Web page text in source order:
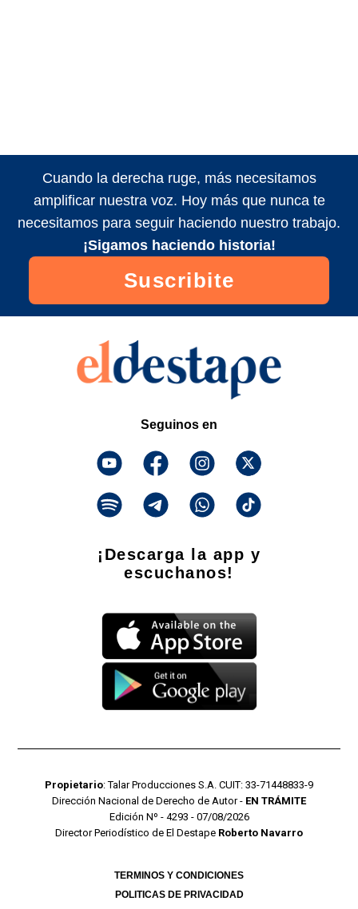
Cuando la derecha ruge, más necesitamos
amplificar nuestra voz. Hoy más que nunca te
necesitamos para seguir haciendo nuestro trabajo.
¡Sigamos haciendo historia!
Suscribite
Seguinos en
¡Descarga la app y
escuchanos!
Propietario: Talar Producciones S.A. CUIT: 33-71448833-9
Dirección Nacional de Derecho de Autor - EN TRÁMITE
Edición Nº - 4293 - 07/08/2026
Director Periodístico de El Destape Roberto Navarro
TERMINOS Y CONDICIONES
POLITICAS DE PRIVACIDAD